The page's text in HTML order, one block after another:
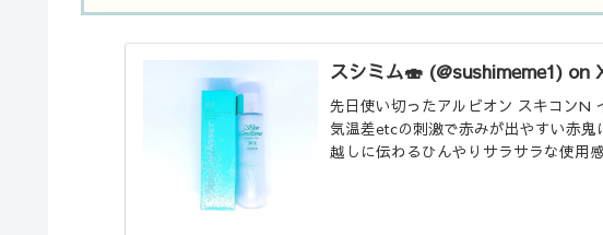
スシミム🍣 (@sushimeme1) on
先日使い切ったアルビオン スキコンN
気温差etcの刺激で赤みが出やすい赤
越しに伝わるひんやりサラサラな使用